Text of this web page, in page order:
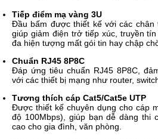
Tiếp điểm mạ vàng 3U
Đầu bấm được thiết kế với các chân
giúp giảm điện trở tiếp xúc, truyền
đa hiện tượng mất gói tin hay chập
Chuẩn RJ45 8P8C
Đáp ứng tiêu chuẩn RJ45 8P8C,
với các thiết bị mạng như router,
Tương thích cáp Cat5/Cat5e UTP
Được thiết kế chuyên dụng cho cáp
độ 100Mbps), giúp bạn dễ dàng thi
cao cho gia đình, văn phòng.